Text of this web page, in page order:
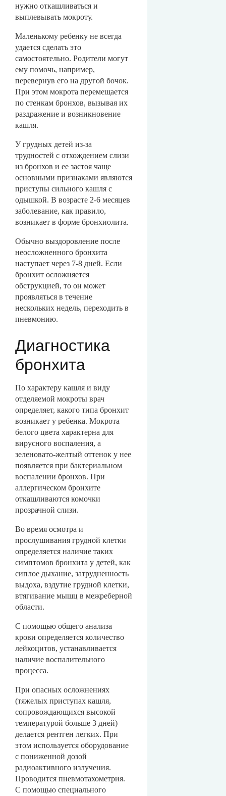
нужно откашливаться и
выплевывать мокроту.
Маленькому ребенку не всегда
удается сделать это
самостоятельно. Родители могут
ему помочь, например,
перевернув его на другой бочок.
При этом мокрота перемещается
по стенкам бронхов, вызывая их
раздражение и возникновение
кашля.
У грудных детей из-за
трудностей с отхождением слизи
из бронхов и ее застоя чаще
основными признаками являются
приступы сильного кашля с
одышкой. В возрасте 2-6 месяцев
заболевание, как правило,
возникает в форме бронхиолита.
Обычно выздоровление после
неосложненного бронхита
наступает через 7-8 дней. Если
бронхит осложняется
обструкцией, то он может
проявляться в течение
нескольких недель, переходить в
пневмонию.
Диагностика
бронхита
По характеру кашля и виду
отделяемой мокроты врач
определяет, какого типа бронхит
возникает у ребенка. Мокрота
белого цвета характерна для
вирусного воспаления, а
зеленовато-желтый оттенок у нее
появляется при бактериальном
воспалении бронхов. При
аллергическом бронхите
откашливаются комочки
прозрачной слизи.
Во время осмотра и
прослушивания грудной клетки
определяется наличие таких
симптомов бронхита у детей, как
сиплое дыхание, затрудненность
выдоха, вздутие грудной клетки,
втягивание мышц в межреберной
области.
С помощью общего анализа
крови определяется количество
лейкоцитов, устанавливается
наличие воспалительного
процесса.
При опасных осложнениях
(тяжелых приступах кашля,
сопровождающихся высокой
температурой больше 3 дней)
делается рентген легких. При
этом используется оборудование
с пониженной дозой
радиоактивного излучения.
Проводится пневмотахометрия.
С помощью специального